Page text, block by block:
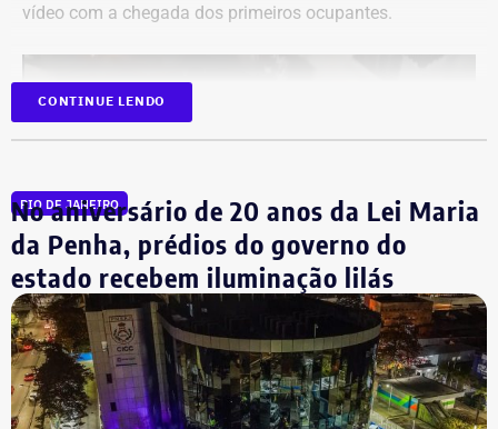
vídeo com a chegada dos primeiros ocupantes.
CONTINUE LENDO
RIO DE JANEIRO
No aniversário de 20 anos da Lei Maria
da Penha, prédios do governo do
estado recebem iluminação lilás